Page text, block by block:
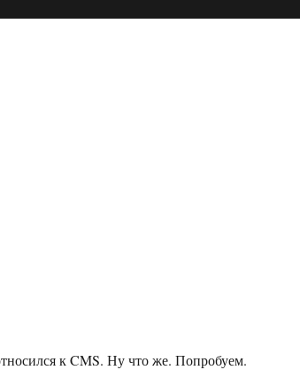
к CMS. Ну что же. Попробуем.